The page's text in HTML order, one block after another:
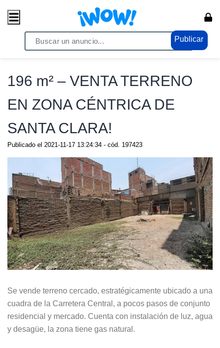
Publicar
/ Comercio / Consumo masivo
196 m² – VENTA TERRENO
EN ZONA CÉNTRICA DE
SANTA CLARA!
Publicado el 2021-11-17 13:24:34 - cód. 197423
Se vende terreno cercado, estratégicamente ubicado a una
cuadra de la Carretera Central, a pocos pasos de conjunto
residencial y mercado. Cuenta con instalación de luz, agua
y desagüe, la zona tiene gas natural.